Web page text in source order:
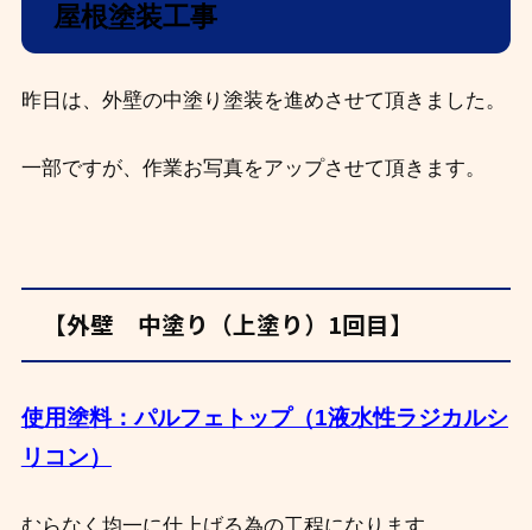
屋根塗装工事
昨日は、外壁の中塗り塗装を進めさせて頂きました。
一部ですが、作業お写真をアップさせて頂きます。
【外壁 中塗り（上塗り）1回目】
使用塗料：パルフェトップ（1液水性ラジカルシ
リコン）